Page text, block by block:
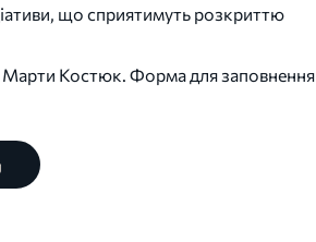
що сприятимуть розкриттю
Марти Костюк. Форма для заповнення